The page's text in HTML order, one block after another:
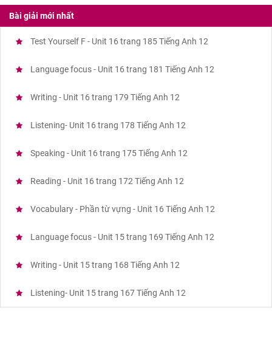
Bài giải mới nhất
Test Yourself F - Unit 16 trang 185 Tiếng Anh 12
Language focus - Unit 16 trang 181 Tiếng Anh 12
Writing - Unit 16 trang 179 Tiếng Anh 12
Listening- Unit 16 trang 178 Tiếng Anh 12
Speaking - Unit 16 trang 175 Tiếng Anh 12
Reading - Unit 16 trang 172 Tiếng Anh 12
Vocabulary - Phần từ vựng - Unit 16 Tiếng Anh 12
Language focus - Unit 15 trang 169 Tiếng Anh 12
Writing - Unit 15 trang 168 Tiếng Anh 12
Listening- Unit 15 trang 167 Tiếng Anh 12